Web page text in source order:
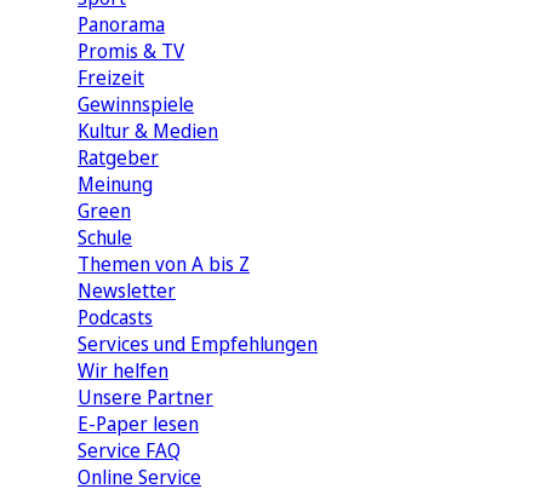
Panorama
Promis & TV
Freizeit
Gewinnspiele
Kultur & Medien
Ratgeber
Meinung
Green
Schule
Themen von A bis Z
Newsletter
Podcasts
Services und Empfehlungen
Wir helfen
Unsere Partner
E-Paper lesen
Service FAQ
Online Service